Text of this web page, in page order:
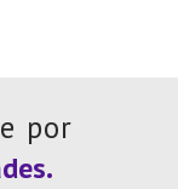
por